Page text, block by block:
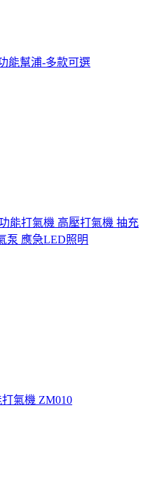
能幫浦-多款可選
能打氣機 高壓打氣機 抽充
泵 應急LED照明
打氣機 ZM010